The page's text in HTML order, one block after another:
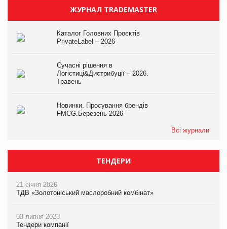
ЖУРНАЛ TRADEMASTER
Каталог Головних Проєктів
PrivateLabel – 2026
Сучасні рішення в
Логістиці&Дистрибуції – 2026.
Травень
Новинки. Просування брендів
FMCG.Березень 2026
Всі журнали
ТЕНДЕРИ
21 січня 2026
ТДВ «Золотоніський маслоробний комбінат»
03 липня 2023
Тендери компанії